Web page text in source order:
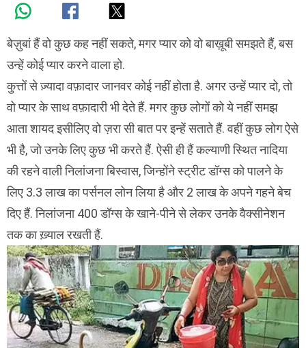
बेज़ुबां हैं वो कुछ कह नहीं सकते, मगर प्यार को वो बाख़ूबी समझते हैं, बस
उन्हें कोई प्यार करने वाला हो.
कुत्तों से ज़्यादा वफ़ादार जानवर कोई नहीं होता है. अगर उन्हें प्यार दो, तो
वो प्यार के साथ वफ़ादारी भी देते हैं. मगर कुछ लोगों को ये नहीं समझ
आता शायद इसीलिए वो ज़रा सी बात पर इन्हें सताते हैं. वहीं कुछ लोग ऐसे
भी है, जो उनके लिए कुछ भी करते हैं. ऐसी ही हैं कल्याणी स्थित नादिया
की रहने वाली निलांजना बिस्वास, जिन्होंने स्ट्रीट डॉग्स को पालने के
लिए 3.3 लाख का पर्सनल लोन लिया है और 2 लाख के अपने गहने बेच
दिए हैं. निलांजना 400 डॉग्स के खाने-पीने से लेकर उनके वैक्सीनेशन
तक का ख़्याल रखती हैं.